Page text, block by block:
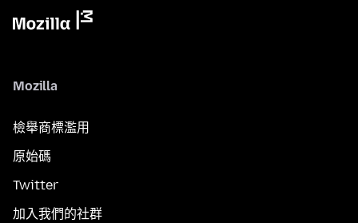
Mozilla
檢舉商標濫用
原始碼
Twitter
加入我們的社群